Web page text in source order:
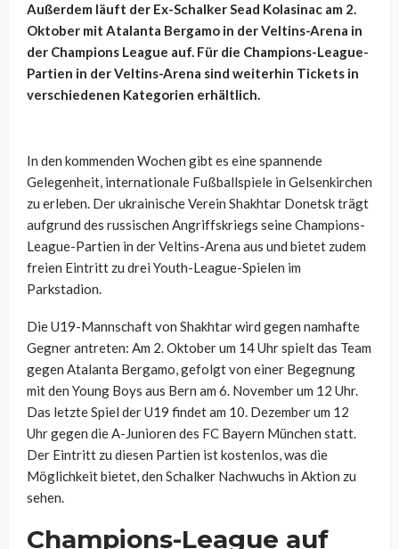
Außerdem läuft der Ex-Schalker Sead Kolasinac am 2.
Oktober mit Atalanta Bergamo in der Veltins-Arena in
der Champions League auf. Für die Champions-League-
Partien in der Veltins-Arena sind weiterhin Tickets in
verschiedenen Kategorien erhältlich.
In den kommenden Wochen gibt es eine spannende
Gelegenheit, internationale Fußballspiele in Gelsenkirchen
zu erleben. Der ukrainische Verein Shakhtar Donetsk trägt
aufgrund des russischen Angriffskriegs seine Champions-
League-Partien in der Veltins-Arena aus und bietet zudem
freien Eintritt zu drei Youth-League-Spielen im
Parkstadion.
Die U19-Mannschaft von Shakhtar wird gegen namhafte
Gegner antreten: Am 2. Oktober um 14 Uhr spielt das Team
gegen Atalanta Bergamo, gefolgt von einer Begegnung
mit den Young Boys aus Bern am 6. November um 12 Uhr.
Das letzte Spiel der U19 findet am 10. Dezember um 12
Uhr gegen die A-Junioren des FC Bayern München statt.
Der Eintritt zu diesen Partien ist kostenlos, was die
Möglichkeit bietet, den Schalker Nachwuchs in Aktion zu
sehen.
Champions-League auf